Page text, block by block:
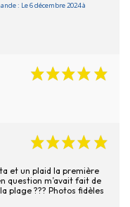
: Le 6 décembre 2024 à
et un plaid la première
question m’avait fait de
la plage ??? Photos fidèles